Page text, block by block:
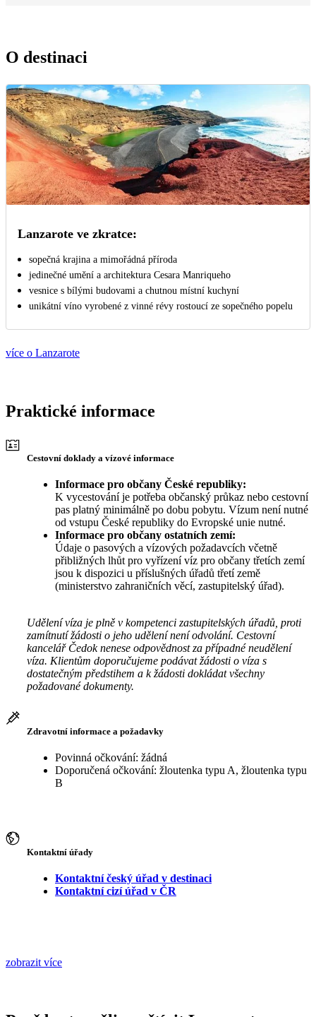
O destinaci
Lanzarote ve zkratce:
sopečná krajina a mimořádná příroda
jedinečné umění a architektura Cesara Manriqueho
vesnice s bílými budovami a chutnou místní kuchyní
unikátní víno vyrobené z vinné révy rostoucí ze sopečného popelu
více o Lanzarote
Praktické informace
Cestovní doklady a vízové informace
Informace pro občany České republiky:
K vycestování je potřeba občanský průkaz nebo cestovní
pas platný minimálně po dobu pobytu. Vízum není nutné
od vstupu České republiky do Evropské unie nutné.
Informace pro občany ostatních zemí:
Údaje o pasových a vízových požadavcích včetně
přibližných lhůt pro vyřízení víz pro občany třetích zemí
jsou k dispozici u příslušných úřadů třetí země
(ministerstvo zahraničních věcí, zastupitelský úřad).
Udělení víza je plně v kompetenci zastupitelských úřadů, proti
zamítnutí žádosti o jeho udělení není odvolání. Cestovní
kancelář Čedok nenese odpovědnost za případné neudělení
víza. Klientům doporučujeme podávat žádosti o víza s
dostatečným předstihem a k žádosti dokládat všechny
požadované dokumenty.
Zdravotní informace a požadavky
Povinná očkování: žádná
Doporučená očkování: žloutenka typu A, žloutenka typu
B
Kontaktní úřady
Kontaktní český úřad v destinaci
Kontaktní cizí úřad v ČR
zobrazit více